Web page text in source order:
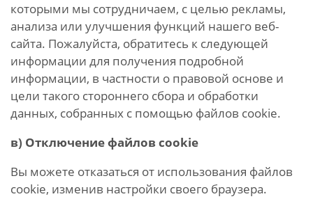
которыми мы сотрудничаем, с целью рекламы,
анализа или улучшения функций нашего веб-
сайта. Пожалуйста, обратитесь к следующей
информации для получения подробной
информации, в частности о правовой основе и
цели такого стороннего сбора и обработки
данных, собранных с помощью файлов cookie.
в) Отключение файлов cookie
Вы можете отказаться от использования файлов
cookie, изменив настройки своего браузера.